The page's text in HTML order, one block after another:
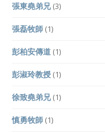
張東堯弟兄(3)
張磊牧師 (1)
彭柏安傳道 (1)
彭淑玲教授 (1)
徐致堯弟兄(1)
慎勇牧師 (1)